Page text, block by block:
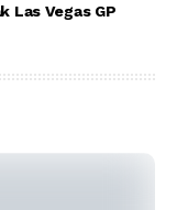
Las Vegas GP